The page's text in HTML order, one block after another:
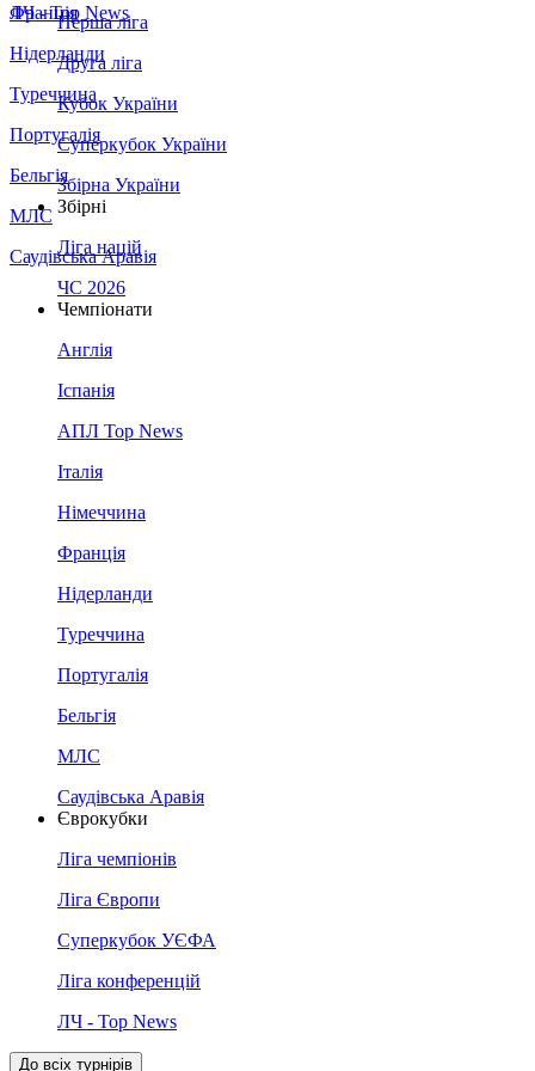
Франція
Нідерланди
Туреччина
Португалія
Бельгія
МЛС
Саудівська Аравія
ЛЧ - Top News
Перша ліга
Друга ліга
Кубок України
Суперкубок України
Збірна України
Збірні
Ліга націй
ЧС 2026
Чемпіонати
Англія
Іспанія
АПЛ Top News
Італія
Німеччина
Франція
Нідерланди
Туреччина
Португалія
Бельгія
МЛС
Саудівська Аравія
Єврокубки
Ліга чемпіонів
Ліга Європи
Суперкубок УЄФА
Ліга конференцій
ЛЧ - Top News
До всіх турнірів